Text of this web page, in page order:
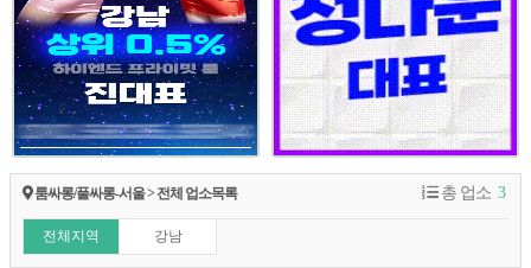
룸싸롱/풀싸롱-서울 > 전체 업소목록 총 업소 3
전체지역 강남